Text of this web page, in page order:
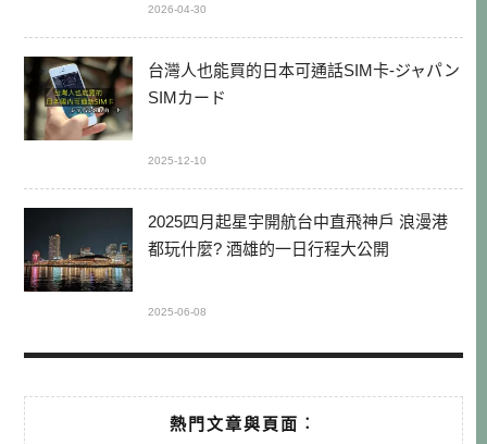
2026-04-30
台灣人也能買的日本可通話SIM卡-ジャパン
SIMカード
2025-12-10
2025四月起星宇開航台中直飛神戶 浪漫港
都玩什麼? 酒雄的一日行程大公開
2025-06-08
熱門文章與頁面︰